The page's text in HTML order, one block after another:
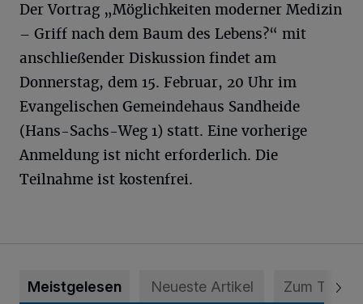
Der Vortrag „Möglichkeiten moderner Medizin
– Griff nach dem Baum des Lebens?“ mit
anschließender Diskussion findet am
Donnerstag, dem 15. Februar, 20 Uhr im
Evangelischen Gemeindehaus Sandheide
(Hans-Sachs-Weg 1) statt. Eine vorherige
Anmeldung ist nicht erforderlich. Die
Teilnahme ist kostenfrei.
Meistgelesen Neueste Artikel Zum Thema